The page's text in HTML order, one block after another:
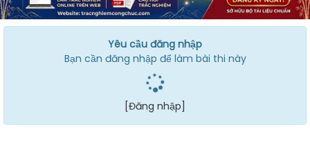
Yêu cầu đăng nhập
Bạn cần đăng nhập để làm bài thi này
[Đăng nhập]